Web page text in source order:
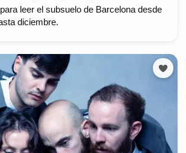
leer el subsuelo de Barcelona desde
diciembre.